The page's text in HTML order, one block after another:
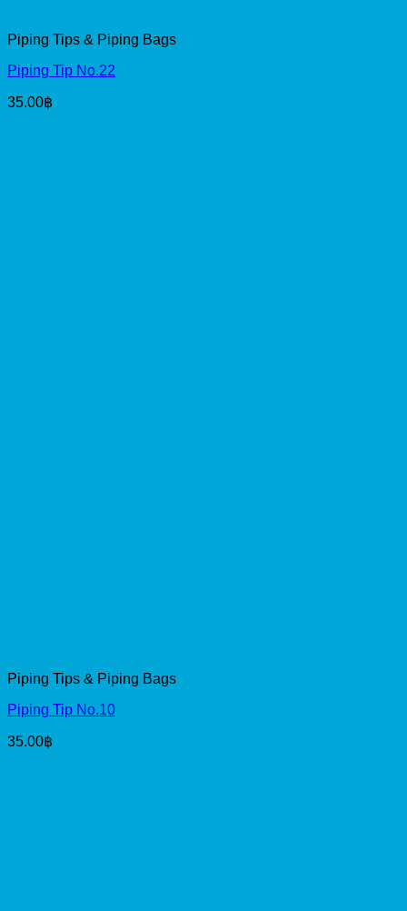
Piping Tips & Piping Bags
Piping Tip No.22
35.00฿
Piping Tips & Piping Bags
Piping Tip No.10
35.00฿